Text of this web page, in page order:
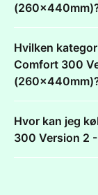
Hvilken
Comfort 300
Hvor kan jeg
300 Version 2